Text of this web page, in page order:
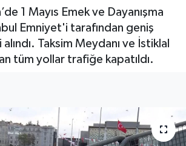
1 Mayıs Emek ve Dayanışma
Emniyet'i tarafından geniş
Taksim Meydanı ve İstiklal
tüm yollar trafiğe kapatıldı.
Haberleri